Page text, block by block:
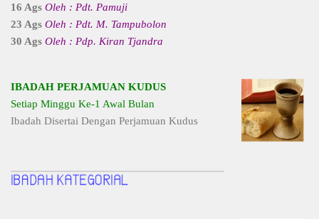
16 Ags Oleh : Pdt. Pamuji
23 Ags Oleh : Pdt. M. Tampubolon
30 Ags Oleh : Pdp. Kiran Tjandra
IBADAH PERJAMUAN KUDUS
Setiap Minggu Ke-1 Awal Bulan
Ibadah Disertai Dengan Perjamuan Kudus